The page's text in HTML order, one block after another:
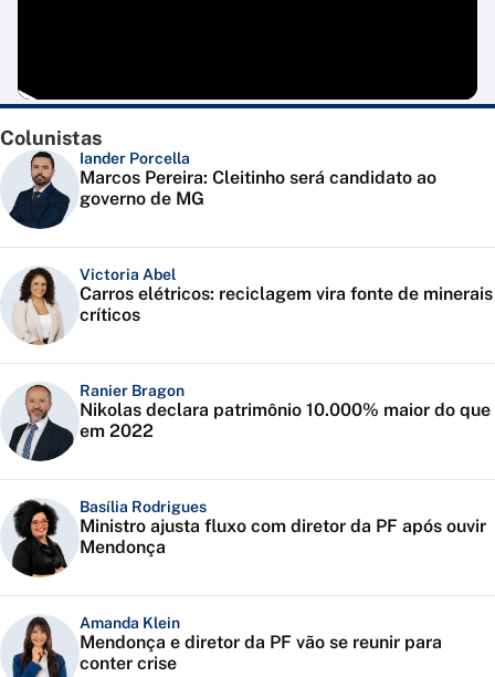
Colunistas
Iander Porcella
Marcos Pereira: Cleitinho será candidato ao
governo de MG
Victoria Abel
Carros elétricos: reciclagem vira fonte de minerais
críticos
Ranier Bragon
Nikolas declara patrimônio 10.000% maior do que
em 2022
Basília Rodrigues
Ministro ajusta fluxo com diretor da PF após ouvir
Mendonça
Amanda Klein
Mendonça e diretor da PF vão se reunir para
conter crise